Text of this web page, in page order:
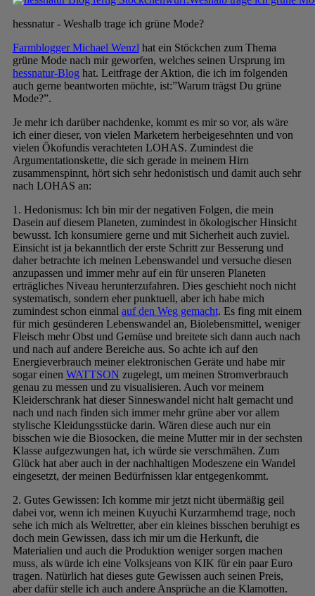
hessnatur - Weshalb trage ich grüne Mode?
Farmblogger Michael Wenzl hat ein Stöckchen zum Thema
grüne Mode nach mir geworfen, welches seinen Ursprung im
hessnatur-Blog hat. Leitfrage der Aktion, die ich im folgenden
auch gerne beantworten möchte, ist:”Warum trägst Du grüne
Mode?”.
Je mehr ich darüber nachdenke, kommt es mir so vor, als wäre
ich einer dieser, von vielen Marketern herbeigesehnten und von
vielen Ökofundis verachteten LOHAS. Zumindest die
Argumentationskette, die sich gerade in meinem Hirn
zusammenspinnt, hört sich sehr hedonistisch und damit auch sehr
nach LOHAS an:
1. Hedonismus: Ich bin mir der negativen Folgen, die mein
Dasein auf diesem Planeten, zumindest in ökologischer Hinsicht
bewusst. Ich konsumiere gerne und mit Sicherheit auch zuviel.
Einsicht ist ja bekanntlich der erste Schritt zur Besserung und
daher betrachte ich meinen Lebenswandel und versuche diesen
anzupassen und immer mehr auf ein für unseren Planeten
erträgliches Niveau herunterzufahren. Dies geschieht noch nicht
systematisch, sondern eher punktuell, aber ich habe mich
zumindest schon einmal auf den Weg gemacht. Es fing mit einem
für mich gesünderen Lebenswandel an, Biolebensmittel, weniger
Fleisch mehr Obst und Gemüse und breitete sich dann auch nach
und nach auf andere Bereiche aus. So achte ich auf den
Energieverbrauch meiner elektronischen Geräte und habe mir
sogar einen WATTSON zugelegt, um meinen Stromverbrauch
genau zu messen und zu visualisieren. Auch vor meinem
Kleiderschrank hat dieser Sinneswandel nicht halt gemacht und
nach und nach finden sich immer mehr grüne aber vor allem
stylische Kleidungsstücke darin. Wären diese auch nur ein
bisschen wie die Biosocken, die meine Mutter mir in der sechsten
Klasse aufgezwungen hat, ich würde sie verschmähen. Zum
Glück hat aber auch in der nachhaltigen Modeszene ein Wandel
eingesetzt, der meinen Bedürfnissen klar entgegenkommt.
2. Gutes Gewissen: Ich komme mir jetzt nicht übermäßig geil
dabei vor, wenn ich meinen Kuyuchi Kurzarmhemd trage, noch
sehe ich mich als Weltretter, aber ein kleines bisschen beruhigt es
doch mein Gewissen, dass ich mir um die Herkunft, die
Materialien und auch die Produktion weniger sorgen machen
muss, als würde ich eine Volksjeans von KIK für ein paar Euro
tragen. Natürlich hat dieses gute Gewissen auch seinen Preis,
aber dafür stelle ich auch andere Ansprüche an die Klamotten.